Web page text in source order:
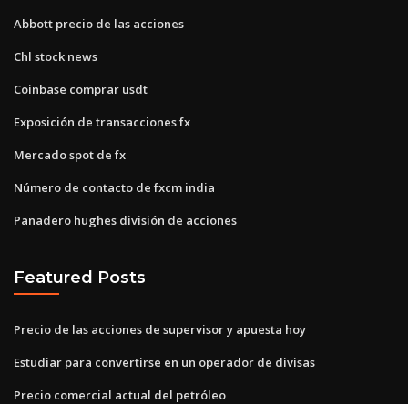
Abbott precio de las acciones
Chl stock news
Coinbase comprar usdt
Exposición de transacciones fx
Mercado spot de fx
Número de contacto de fxcm india
Panadero hughes división de acciones
Featured Posts
Precio de las acciones de supervisor y apuesta hoy
Estudiar para convertirse en un operador de divisas
Precio comercial actual del petróleo